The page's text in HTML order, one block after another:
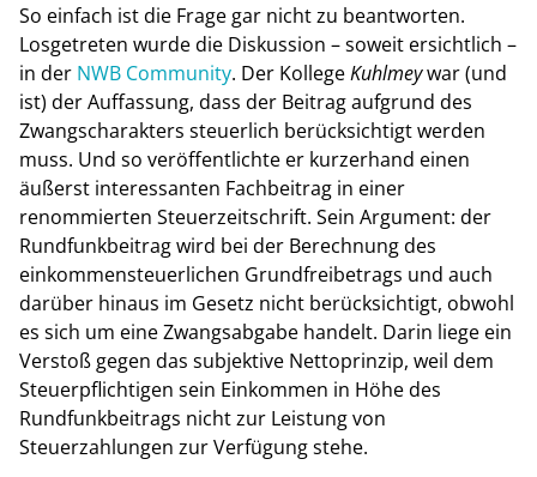
So einfach ist die Frage gar nicht zu beantworten.
Losgetreten wurde die Diskussion – soweit ersichtlich –
in der NWB Community. Der KollegeKuhlmeywar (und
ist) der Auffassung, dass der Beitrag aufgrund des
Zwangscharakters steuerlich berücksichtigt werden
muss. Und so veröffentlichte er kurzerhand einen
äußerst interessanten Fachbeitrag in einer
renommierten Steuerzeitschrift. Sein Argument: der
Rundfunkbeitrag wird bei der Berechnung des
einkommensteuerlichen Grundfreibetrags und auch
darüber hinaus im Gesetz nicht berücksichtigt, obwohl
es sich um eine Zwangsabgabe handelt. Darin liege ein
Verstoß gegen das subjektive Nettoprinzip, weil dem
Steuerpflichtigen sein Einkommen in Höhe des
Rundfunkbeitrags nicht zur Leistung von
Steuerzahlungen zur Verfügung stehe.